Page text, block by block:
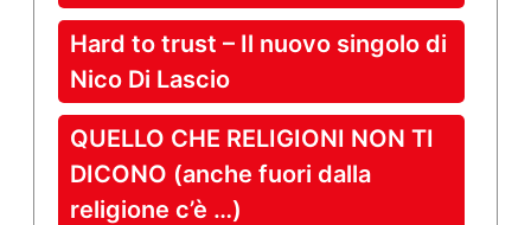
Hard to trust – Il nuovo singolo di
Nico Di Lascio
QUELLO CHE RELIGIONI NON TI
DICONO (anche fuori dalla
religione c’è …)